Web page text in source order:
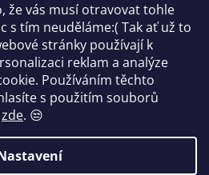
že vás musí otravovat tohle
s tím neuděláme:( Tak ať už to
stránky používají k
reklam a analýze
Používáním těchto
s použitím souborů
zde. 😒